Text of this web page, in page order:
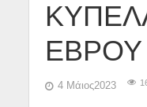
ΕΒΡΟΥ
4 Μάιος2023